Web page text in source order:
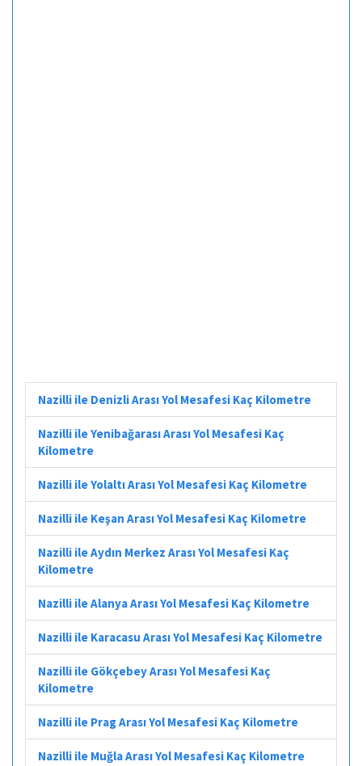
Nazilli ile Denizli Arası Yol Mesafesi Kaç Kilometre
Nazilli ile Yenibağarası Arası Yol Mesafesi Kaç
Kilometre
Nazilli ile Yolaltı Arası Yol Mesafesi Kaç Kilometre
Nazilli ile Keşan Arası Yol Mesafesi Kaç Kilometre
Nazilli ile Aydın Merkez Arası Yol Mesafesi Kaç
Kilometre
Nazilli ile Alanya Arası Yol Mesafesi Kaç Kilometre
Nazilli ile Karacasu Arası Yol Mesafesi Kaç Kilometre
Nazilli ile Gökçebey Arası Yol Mesafesi Kaç
Kilometre
Nazilli ile Prag Arası Yol Mesafesi Kaç Kilometre
Nazilli ile Muğla Arası Yol Mesafesi Kaç Kilometre